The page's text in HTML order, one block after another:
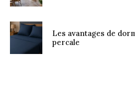
Les avantages de
percale